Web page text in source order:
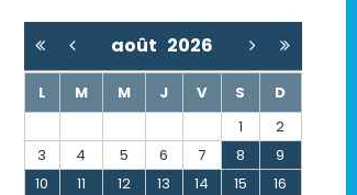
août 2026
L M M J V S
D
1
2
3
4 5 6 7 8
9
10
11 12 13 14 15
16